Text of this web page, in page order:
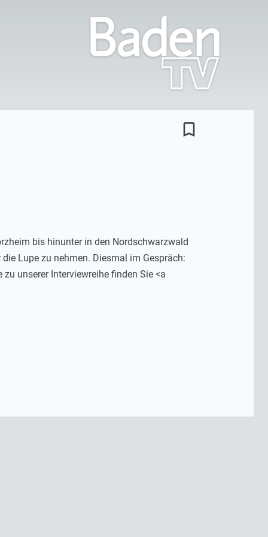
bookmark_border
bis hinunter in den Nordschwarzwald
Lupe zu nehmen. Diesmal im Gespräch:
unserer Interviewreihe finden Sie <a